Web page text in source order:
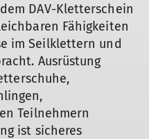
DAV-Kletterschein
Fähigkeiten
im Seilklettern und
Ausrüstung
Teilnehmern
ist sicheres